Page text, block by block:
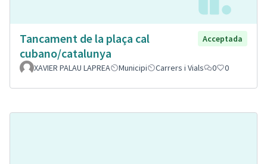
Tancament de la plaça cal
cubano/catalunya
Acceptada
XAVIER PALAU LAPREA Municipi Carrers i Vials 0 0